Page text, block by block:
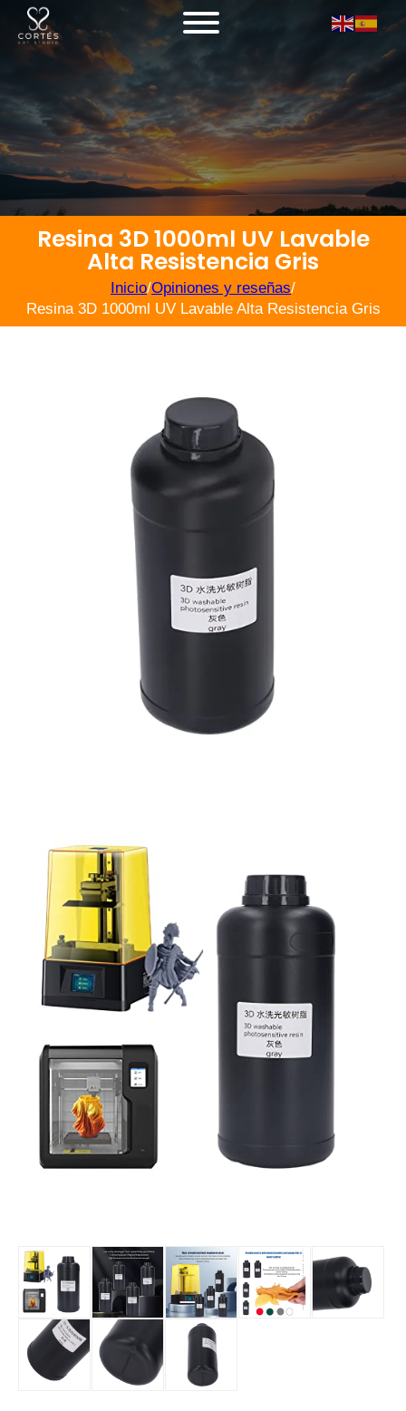
Resina 3D 1000ml UV Lavable
Alta Resistencia Gris
Inicio/Opiniones y reseñas/
Resina 3D 1000ml UV Lavable Alta Resistencia Gris